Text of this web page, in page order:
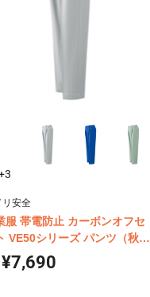
リ安全
服 帯電防止 カーボンオフセ
VE50シリーズ パンツ（秋冬
¥7,690